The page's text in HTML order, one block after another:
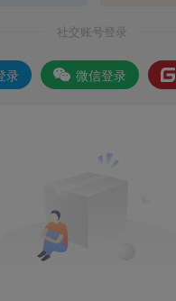
社交账号登录
录 微信登录